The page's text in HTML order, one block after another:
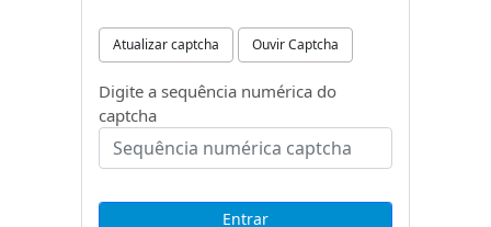
Atualizar captcha Ouvir Captcha
Digite a sequência numérica do
captcha